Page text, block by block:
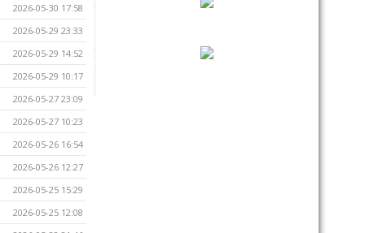
2026-05-30 17:58
2026-05-29 23:33
2026-05-29 14:52
2026-05-29 10:17
2026-05-27 23:09
2026-05-27 10:23
2026-05-26 16:54
2026-05-26 12:27
2026-05-25 15:29
2026-05-25 12:08